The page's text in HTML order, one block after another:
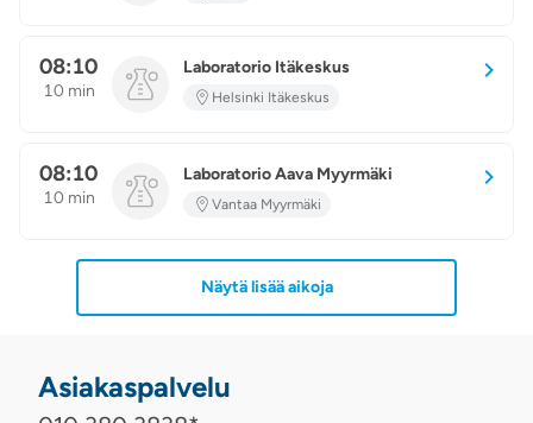
08:10
10 min
Laboratorio Itäkeskus
Helsinki Itäkeskus
08:10
10 min
Laboratorio Aava Myyrmäki
Vantaa Myyrmäki
Näytä lisää aikoja
Asiakaspalvelu